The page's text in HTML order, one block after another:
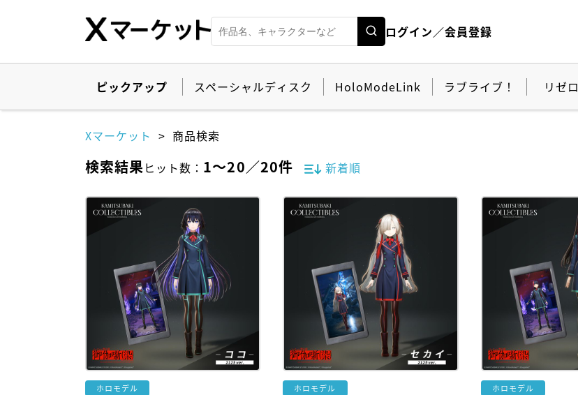
ログイン／会員登録
ピックアップ スペーシャルディスク HoloModeLink ラブライブ！ リゼロ
Xマーケット 商品検索
検索結果ヒット数 ： 1～20／20件 新着順
ホロモデル ホロモデル ホロモデル